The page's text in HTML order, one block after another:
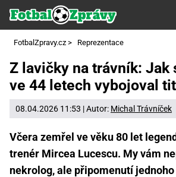
FotbalZpravy.cz > Reprezentace
Z lavičky na trávník: Jak
ve 44 letech vybojoval
08.04.2026 11:53 | Autor: Michal Trávníček
Včera zemřel ve věku 80 let
trenér Mircea Lucescu. My vám
nekrolog, ale připomenutí